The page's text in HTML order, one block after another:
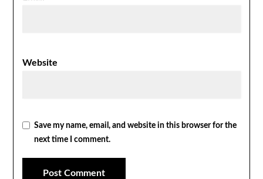
Website
Save my name, email, and website in this browser for the
next time I comment.